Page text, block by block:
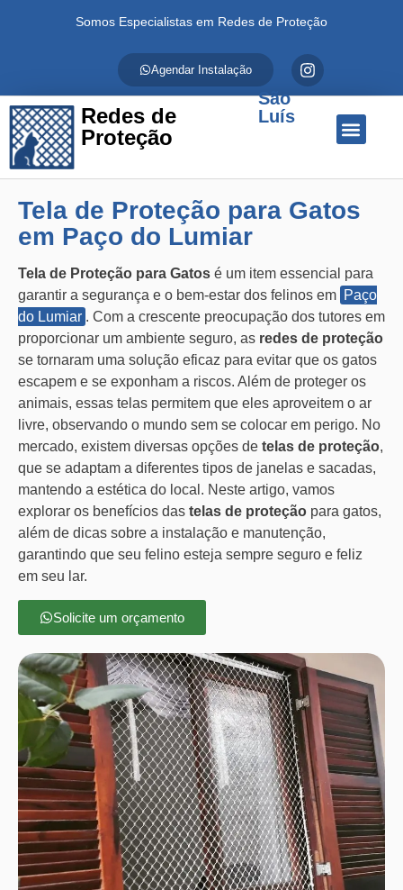
Somos Especialistas em Redes de Proteção
Agendar Instalação
Redes de
Proteção
São
Luís
Tela de Proteção para Gatos
em Paço do Lumiar
Tela de Proteção para Gatos é um item essencial para
garantir a segurança e o bem-estar dos felinos em Paço
do Lumiar . Com a crescente preocupação dos tutores em
proporcionar um ambiente seguro, as redes de proteção
se tornaram uma solução eficaz para evitar que os gatos
escapem e se exponham a riscos. Além de proteger os
animais, essas telas permitem que eles aproveitem o ar
livre, observando o mundo sem se colocar em perigo. No
mercado, existem diversas opções de telas de proteção,
que se adaptam a diferentes tipos de janelas e sacadas,
mantendo a estética do local. Neste artigo, vamos
explorar os benefícios das telas de proteção para gatos,
além de dicas sobre a instalação e manutenção,
garantindo que seu felino esteja sempre seguro e feliz
em seu lar.
Solicite um orçamento